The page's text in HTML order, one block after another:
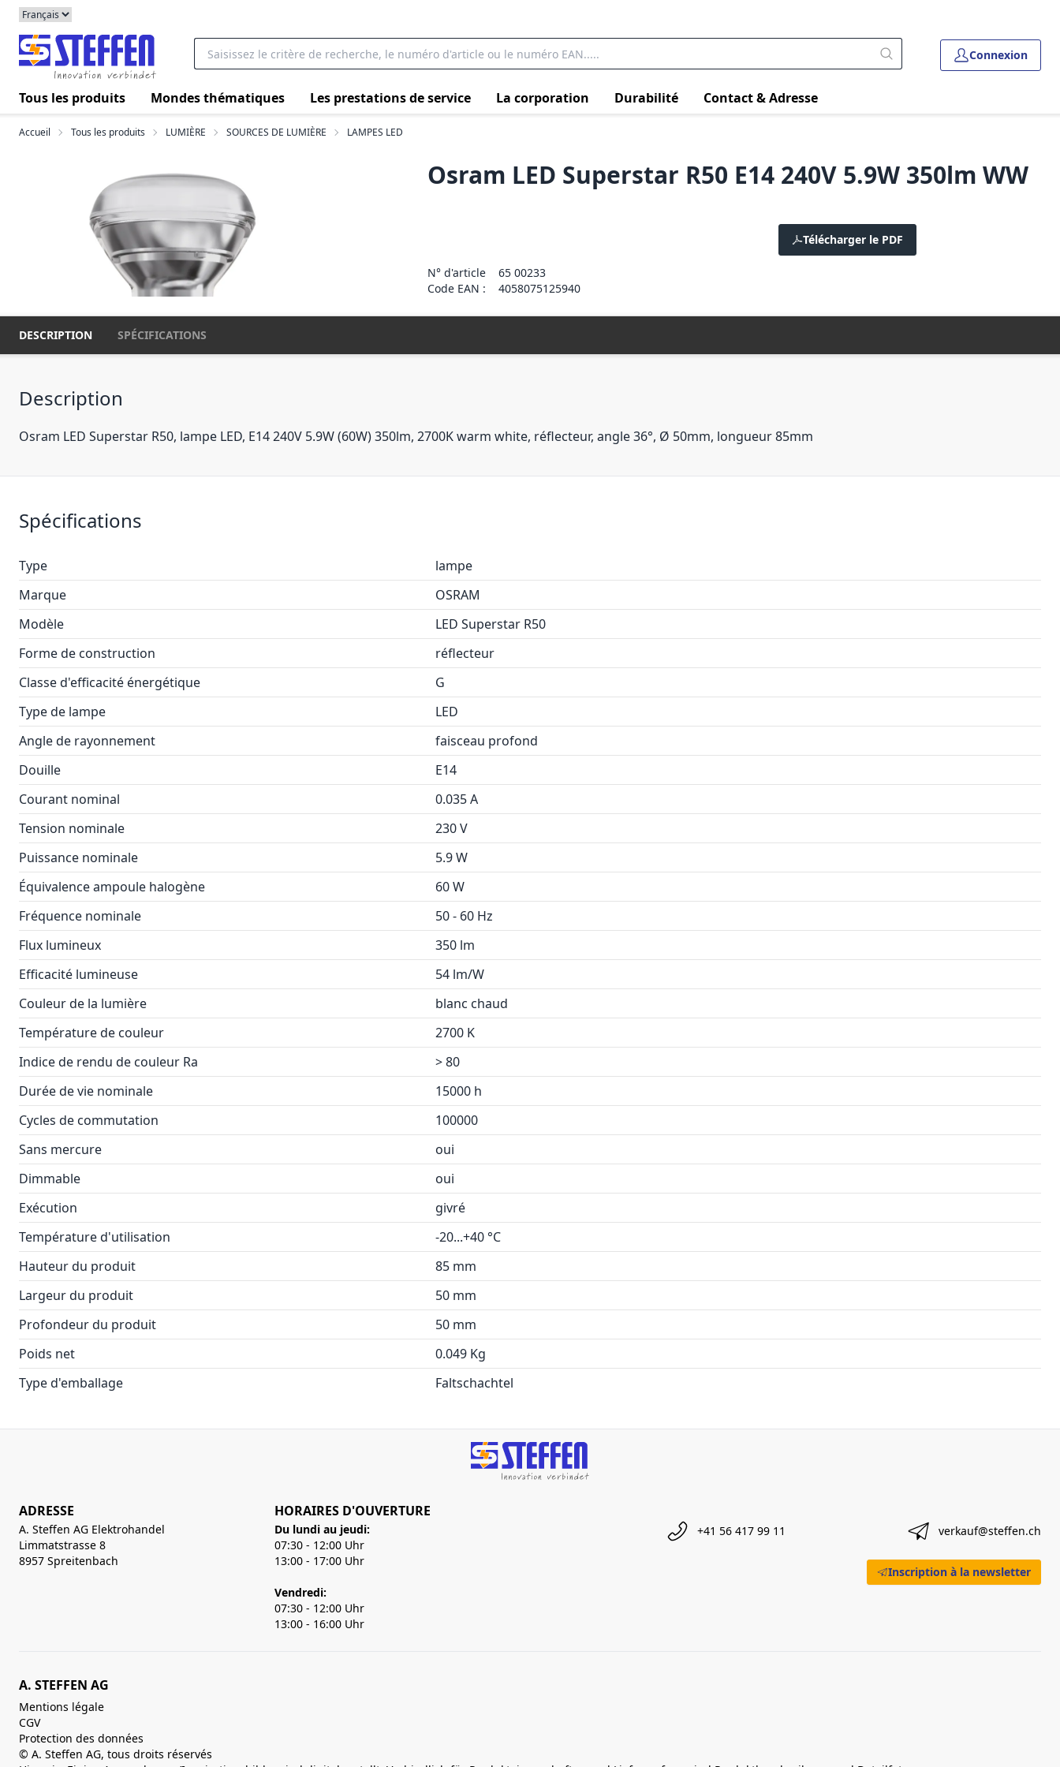
Connexion
Tous les produits Mondes thématiques Les prestations de service La corporation Durabilité Contact & Adresse
Accueil Tous les produits LUMIÈRE SOURCES DE LUMIÈRE LAMPES LED
Osram LED Superstar R50 E14 240V 5.9W 350lm WW
Télécharger le PDF
N° d'article
65 00233
Code EAN :
4058075125940
DESCRIPTION SPÉCIFICATIONS
Description
Osram LED Superstar R50, lampe LED, E14 240V 5.9W (60W) 350lm, 2700K warm white, réflecteur, angle 36°, Ø 50mm, longueur 85mm
Spécifications
Type
lampe
Marque
OSRAM
Modèle
LED Superstar R50
Forme de construction
réflecteur
Classe d'efficacité énergétique
G
Type de lampe
LED
Angle de rayonnement
faisceau profond
Douille
E14
Courant nominal
0.035 A
Tension nominale
230 V
Puissance nominale
5.9 W
Équivalence ampoule halogène
60 W
Fréquence nominale
50 - 60 Hz
Flux lumineux
350 lm
Efficacité lumineuse
54 lm/W
Couleur de la lumière
blanc chaud
Température de couleur
2700 K
Indice de rendu de couleur Ra
> 80
Durée de vie nominale
15000 h
Cycles de commutation
100000
Sans mercure
oui
Dimmable
oui
Exécution
givré
Température d'utilisation
-20...+40 °C
Hauteur du produit
85 mm
Largeur du produit
50 mm
Profondeur du produit
50 mm
Poids net
0.049 Kg
Type d'emballage
Faltschachtel
ADRESSE
A. Steffen AG Elektrohandel
Limmatstrasse 8
8957 Spreitenbach
HORAIRES D'OUVERTURE
Du lundi au jeudi:
07:30 - 12:00 Uhr
13:00 - 17:00 Uhr
Vendredi:
07:30 - 12:00 Uhr
13:00 - 16:00 Uhr
+41 56 417 99 11 verkauf@steffen.ch
Inscription à la newsletter
A. STEFFEN AG
Mentions légale
CGV
Protection des données
© A. Steffen AG, tous droits réservés